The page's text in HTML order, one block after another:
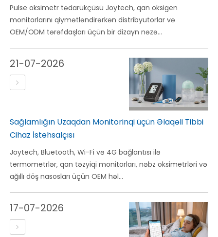
Pulse oksimetr tədarükçüsü Joytech, qan oksigen
monitorlarını qiymətləndirərkən distribyutorlar və
OEM/ODM tərəfdaşları üçün bir dizayn nəzə...
21-07-2026
Sağlamlığın Uzaqdan Monitorinqi üçün Əlaqəli Tibbi
Cihaz İstehsalçısı
Joytech, Bluetooth, Wi-Fi və 4G bağlantısı ilə
termometrlər, qan təzyiqi monitorları, nəbz oksimetrləri və
ağıllı döş nasosları üçün OEM həl...
17-07-2026